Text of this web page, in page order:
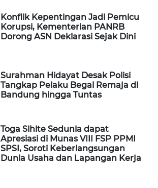
Konflik Kepentingan Jadi Pemicu
Korupsi, Kementerian PANRB
Dorong ASN Deklarasi Sejak Dini
Surahman Hidayat Desak Polisi
Tangkap Pelaku Begal Remaja di
Bandung hingga Tuntas
Toga Sihite Sedunia dapat
Apresiasi di Munas VIII FSP PPMI
SPSI, Soroti Keberlangsungan
Dunia Usaha dan Lapangan Kerja